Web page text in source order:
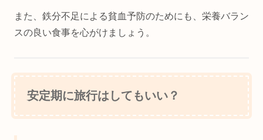
また、鉄分不足による貧血予防のためにも、栄養バラン
スの良い食事を心がけましょう。
安定期に旅行はしてもいい？